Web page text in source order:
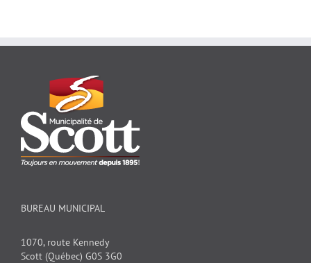
BUREAU MUNICIPAL
1070, route Kennedy
Scott (Québec) G0S 3G0